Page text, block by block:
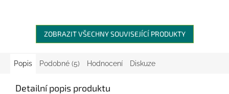
ZOBRAZIT VŠECHNY SOUVISEJÍCÍ PRODUKTY
Popis Podobné (5) Hodnocení Diskuze
Detailní popis produktu